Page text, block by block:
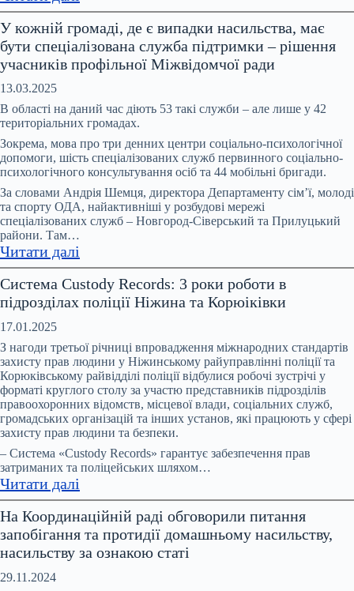
Чернігівщина»
З
початку
2025
року
Чернігові
зросла
кількість
повідомлень
про
вчинення
домашнього
насильства
У кожній громаді, де є випадки насильства, має
бути спеціалізована служба підтримки – рішення
учасників профільної Міжвідомчої ради
13.03.2025
В області на даний час діють 53 такі служби – але лише у 42
територіальних громадах.
Зокрема, мова про три денних центри соціально-психологічної
допомоги, шість спеціалізованих служб первинного соціально-
психологічного консультування осіб та 44 мобільні бригади.
За словами Андрія Шемця, директора Департаменту сім’ї, молоді
та спорту ОДА, найактивніші у розбудові мережі
спеціалізованих служб – Новгород-Сіверський та Прилуцький
райони. Там…
Читати далі
У
кожній
громаді,
є
випадки
насильства,
має
бути
спеціалізована
служба
підтримки
–
рішення
учасників
профільної
Міжвідомчої
Система Custody Records: 3 роки роботи в
підрозділах поліції Ніжина та Корюіківки
17.01.2025
З нагоди третьої річниці впровадження міжнародних стандартів
захисту прав людини у Ніжинському райуправлінні поліції та
Корюківському райвідділі поліції відбулися робочі зустрічі у
форматі круглого столу за участю представників підрозділів
правоохоронних відомств, місцевої влади, соціальних служб,
громадських організацій та інших установ, які працюють у сфері
захисту прав людини та безпеки.
– Система «Custody Records» гарантує забезпечення прав
затриманих та поліцейських шляхом…
Читати далі
Система
Custody
Records:
3
На Координаційній раді обговорили питання
запобігання та протидії домашньому насильству,
насильству за ознакою статі
29.11.2024